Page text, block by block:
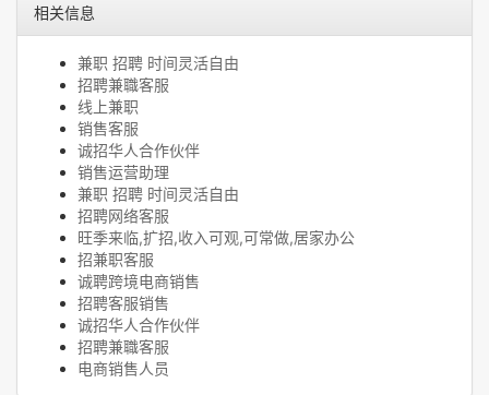
相关信息
兼职 招聘 时间灵活自由
招聘兼職客服
线上兼职
销售客服
诚招华人合作伙伴
销售运营助理
兼职 招聘 时间灵活自由
招聘网络客服
旺季来临,扩招,收入可观,可常做,居家办公
招兼职客服
诚聘跨境电商销售
招聘客服销售
诚招华人合作伙伴
招聘兼職客服
电商销售人员